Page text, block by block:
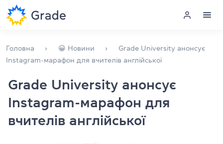
Навчання для викладачів
Англійська для компаній
Головна 😀 Новини
Grade University анонсує
Instagram-марафон для вчителів англійської
Grade University анонсує
Instagram-марафон для
вчителів англійської